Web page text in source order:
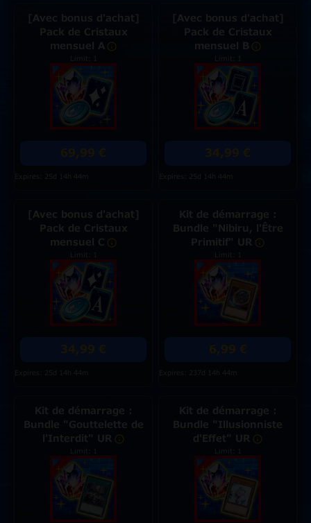
[Avec bonus d'achat]
Pack de Cristaux
mensuel A
Limit: 1
Expires: 25d 14h 44m
[Avec bonus d'achat]
Pack de Cristaux
mensuel B
Limit: 1
Expires: 25d 14h 44m
[Avec bonus d'achat]
Pack de Cristaux
mensuel C
Limit: 1
Expires: 25d 14h 44m
Kit de démarrage :
Bundle "Nibiru, l'Être
Primitif" UR
Limit: 1
Expires: 237d 14h 44m
Kit de démarrage :
Bundle "Gouttelette de
l'Interdit" UR
Limit: 1
Kit de démarrage :
Bundle "Illusionniste
d'Effet" UR
Limit: 1